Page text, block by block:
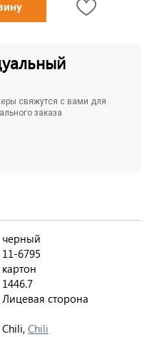
свяжутся с вами для
заказа
черный
11-6795
картон
1446.7
Лицевая сторона
Chili, Chili